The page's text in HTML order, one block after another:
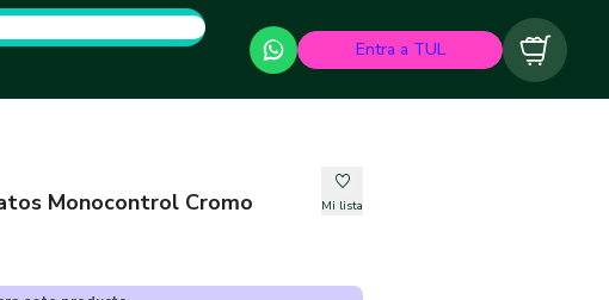
Entra a TUL Carrito
Monocontrol Cromo
Mi lista